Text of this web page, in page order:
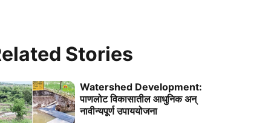
Stories
Watershed Development:
पाणलोट विकासातील आधुनिक अन्
नावीन्यपूर्ण उपाययोजना